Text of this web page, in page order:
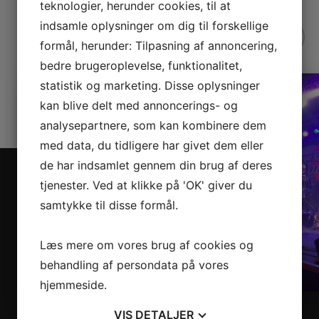
teknologier, herunder cookies, til at
indsamle oplysninger om dig til forskellige
formål, herunder: Tilpasning af annoncering,
bedre brugeroplevelse, funktionalitet,
statistik og marketing. Disse oplysninger
kan blive delt med annoncerings- og
analysepartnere, som kan kombinere dem
med data, du tidligere har givet dem eller
de har indsamlet gennem din brug af deres
tjenester. Ved at klikke på 'OK' giver du
samtykke til disse formål.
Læs mere om vores brug af cookies og
behandling af persondata på vores
hjemmeside.
VIS DETALJER